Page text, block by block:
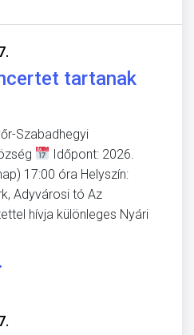
tartanak
Szabadhegyi
Időpont: 2026.
17:00 óra Helyszín:
Adyvárosi tó Az
hívja különleges Nyári